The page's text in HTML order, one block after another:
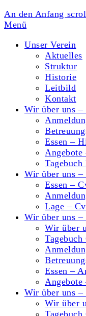
An den Anfang
Menü
Unser Verein
Aktuelles
Struktur
Historie
Leitbild
Kontakt
Wir über uns –
Essen –
Angebote
Wir über uns –
Essen –
Lage –
Wir über uns –
Wir über
Essen –
Angebote
Wir über uns
Wir über